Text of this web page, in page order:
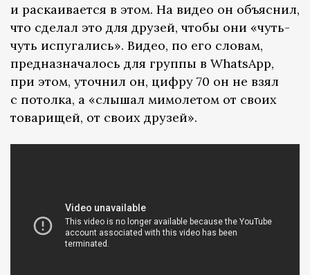
и раскаивается в этом. На видео он объяснил,
что сделал это для друзей, чтобы они «чуть-
чуть испугались». Видео, по его словам,
предназначалось для группы в WhatsApp,
при этом, уточнил он, цифру 70 он не взял
с потолка, а «слышал мимолетом от своих
товарищей, от своих друзей».